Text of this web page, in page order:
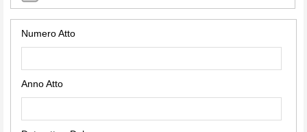
Numero Atto
Anno Atto